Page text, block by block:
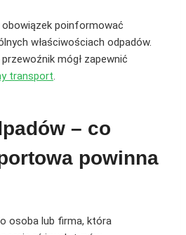
poinformować
właściwościach odpadów.
mógł zapewnić
transport.
– co
powinna
osoba lub firma, która